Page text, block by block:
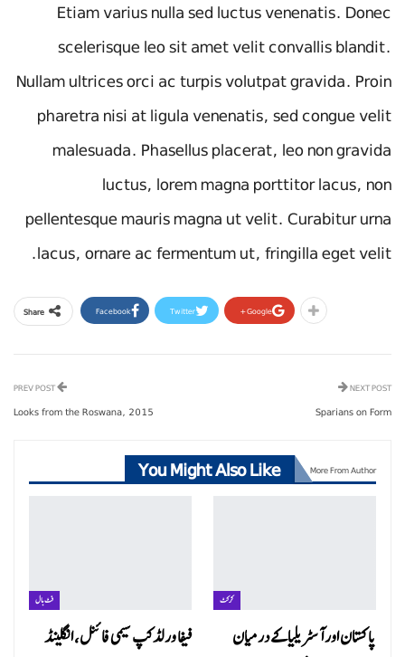
Etiam varius nulla sed luctus venenatis. Donec
scelerisque leo sit amet velit convallis blandit.
Nullam ultrices orci ac turpis volutpat gravida. Proin
pharetra nisi at ligula venenatis, sed congue velit
malesuada. Phasellus placerat, leo non gravida
luctus, lorem magna porttitor lacus, non
pellentesque mauris magna ut velit. Curabitur urna
lacus, ornare ac fermentum ut, fringilla eget velit.
Share Facebook Twitter Google+
Looks from the Roswana, 2015
NEXT POST
Sparians on Form
You Might Also Like More From Author
فٹ بال
فیفا ورلڈ کپ سیمی فائنل، انگلینڈ
کرکٹ
پاکستان اور آسٹریلیا کے درمیان